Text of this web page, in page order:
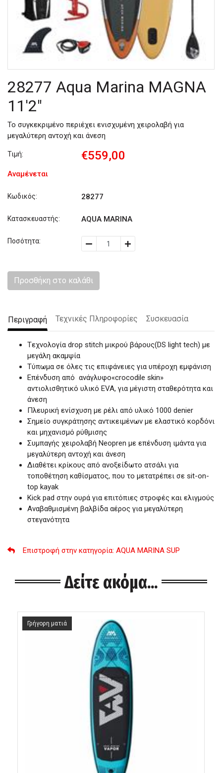
28277 Aqua Marina MAGNA
11'2"
Το συγκεκριμένο περιέχει ενισχυμένη χειρολαβή για
μεγαλύτερη αντοχή και άνεση
Τιμή: €559,00
Αναμένεται
Κωδικός: 28277
Κατασκευαστής: AQUA MARINA
Ποσότητα:
Προσθήκη στο καλάθι
Περιγραφή Τεχνικές Πληροφορίες Συσκευασία
Tεχνολογία drop stitch μικρού βάρους(DS light tech) με
μεγάλη ακαμψία
Τύπωμα σε όλες τις επιφάνειες για υπέροχη εμφάνιση
Επένδυση από ανάγλυφο«crocodile skin»
αντιολισθητικό υλικό EVA, για μέγιστη σταθερότητα και
άνεση
Πλευρική ενίσχυση με ρέλι από υλικό 1000 denier
Σημείο συγκράτησης αντικειμένων με ελαστικό κορδόνι
και μηχανισμό ρύθμισης
Συμπαγής χειρολαβή Neopren με επένδυση ιμάντα για
μεγαλύτερη αντοχή και άνεση
Διαθέτει κρίκους από ανοξείδωτο ατσάλι για
τοποθέτηση καθίσματος, που το μετατρέπει σε sit-on-
top kayak
Kick pad στην ουρά για επιτόπιες στροφές και ελιγμούς
Αναβαθμισμένη βαλβίδα αέρος για μεγαλύτερη
στεγανότητα
Επιστροφή στην κατηγορία: AQUA MARINA SUP
Δείτε ακόμα...
Γρήγορη ματιά